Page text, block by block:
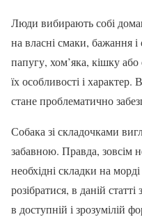
Люди вибирають собі
на власні смаки, бажання
папугу, хом’яка, кішку
їх особливості і
стане проблематично
Собака зі складочками
забавною. Правда, зовсім
необхідні складки на
розібратися, в даній
в доступній і зрозумілій